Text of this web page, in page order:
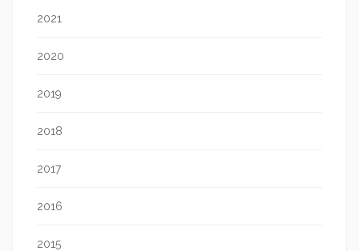
2021
2020
2019
2018
2017
2016
2015